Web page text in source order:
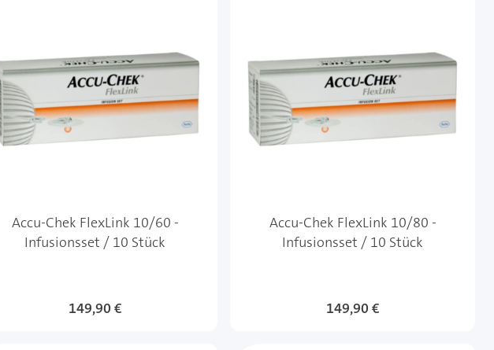
Accu-Chek FlexLink 10/60 -
Infusionsset / 10 Stück
149,90 €
Accu-Chek FlexLink 10/80 -
Infusionsset / 10 Stück
149,90 €